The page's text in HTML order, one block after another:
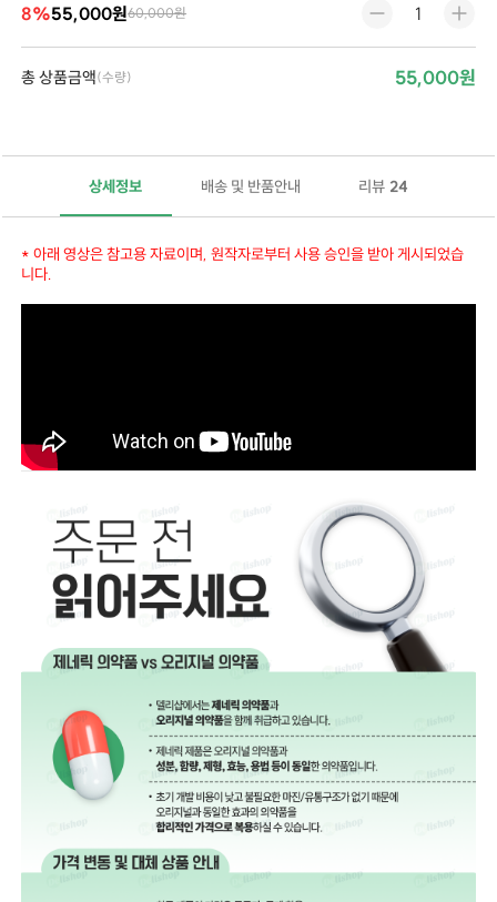
8%55,000원60,000원
총 상품금액(수량) 55,000원
상세정보 배송 및 반품안내 리뷰 24
* 아래 영상은 참고용 자료이며, 원작자로부터 사용 승인을 받아 게시되었습
니다.